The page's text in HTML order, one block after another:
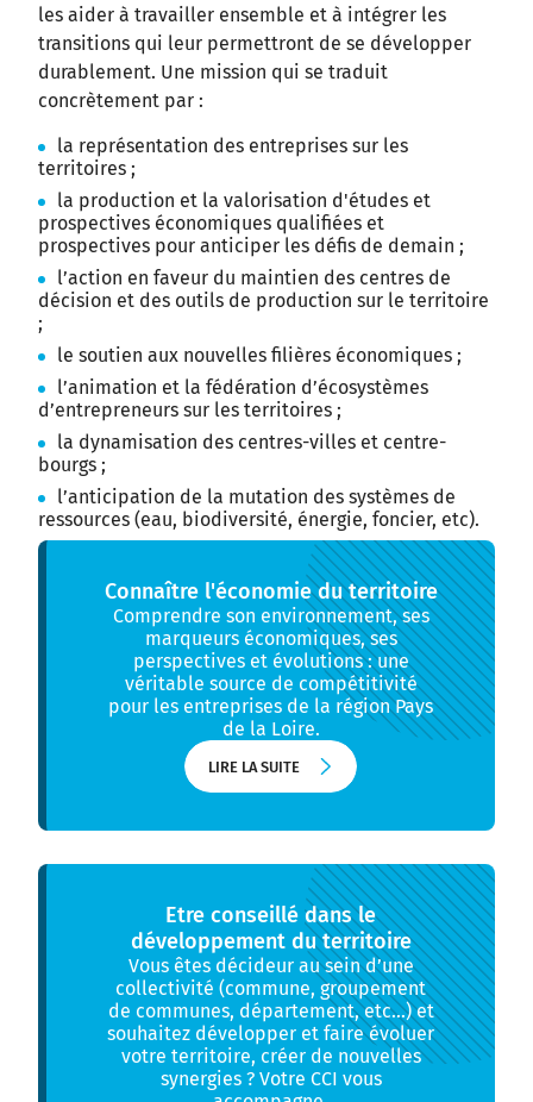
les aider à travailler ensemble et à intégrer les
transitions qui leur permettront de se développer
durablement. Une mission qui se traduit
concrètement par :
la représentation des entreprises sur les
territoires ;
la production et la valorisation d'études et
prospectives économiques qualifiées et
prospectives pour anticiper les défis de demain ;
l’action en faveur du maintien des centres de
décision et des outils de production sur le territoire
;
le soutien aux nouvelles filières économiques ;
l’animation et la fédération d’écosystèmes
d’entrepreneurs sur les territoires ;
la dynamisation des centres-villes et centre-
bourgs ;
l’anticipation de la mutation des systèmes de
ressources (eau, biodiversité, énergie, foncier, etc).
Connaître l'économie du territoire
Comprendre son environnement, ses
marqueurs économiques, ses
perspectives et évolutions : une
véritable source de compétitivité
pour les entreprises de la région Pays
de la Loire.
LIRE LA SUITE
Etre conseillé dans le
développement du territoire
Vous êtes décideur au sein d’une
collectivité (commune, groupement
de communes, département, etc...) et
souhaitez développer et faire évoluer
votre territoire, créer de nouvelles
synergies ? Votre CCI vous